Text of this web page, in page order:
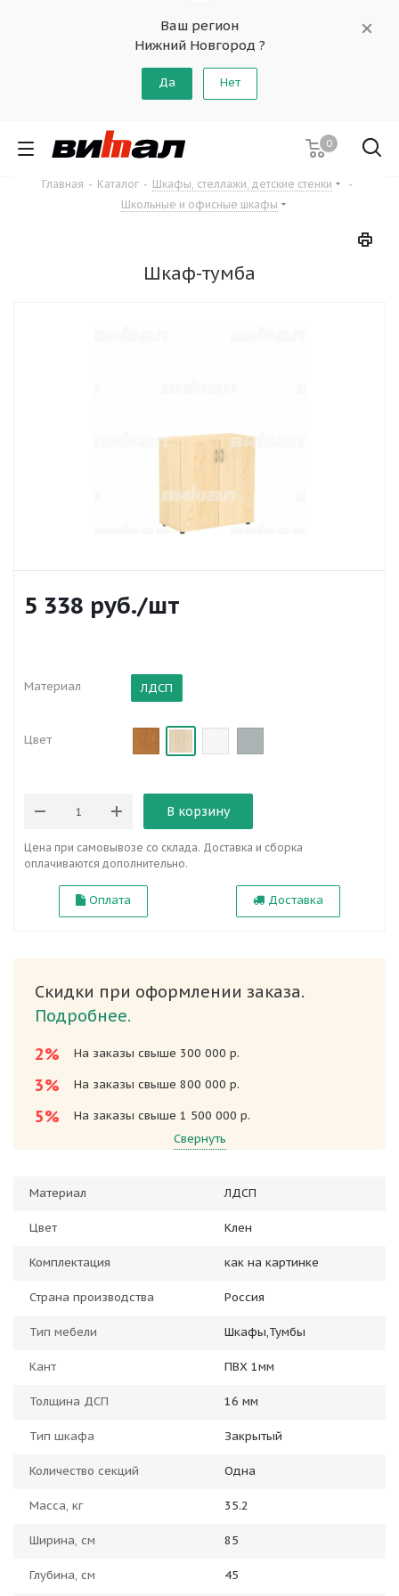
Ваш регион
Нижний Новгород ?
Да Нет
0
Главная - Каталог - Шкафы, стеллажи, детские стенки
-
Школьные и офисные шкафы
Шкаф-тумба
5 338 руб./шт
Материал ЛДСП
Цвет
В корзину
Цена при самовывозе со склада. Доставка и сборка
оплачиваются дополнительно.
Оплата Доставка
Скидки при оформлении заказа.
Подробнее.
2%
На заказы свыше 300 000 р.
3% На заказы свыше 800 000 р.
5%
На заказы свыше 1 500 000 р.
Свернуть
Материал ЛДСП
Цвет Клен
Комплектация как на картинке
Страна производства Россия
Тип мебели Шкафы,Тумбы
Кант ПВХ 1мм
Толщина ДСП 16 мм
Тип шкафа Закрытый
Количество секций Одна
Масса, кг 35.2
Ширина, см 85
Глубина, см 45